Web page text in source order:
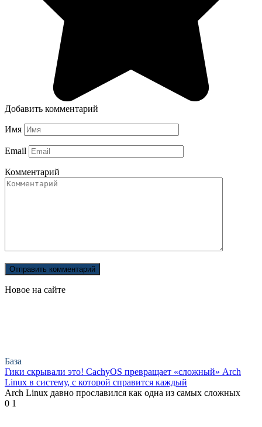
Добавить комментарий
Имя
Email
Комментарий
Новое на сайте
База
Гики скрывали это! CachyOS превращает «сложный» Arch
Linux в систему, с которой справится каждый
Arch Linux давно прославился как одна из самых сложных
0 1